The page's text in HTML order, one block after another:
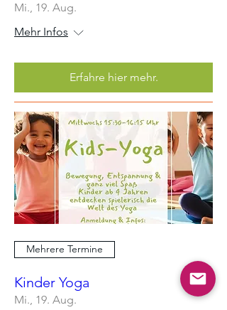
Mi., 19. Aug.
Mehr Infos
Erfahre hier mehr.
Mehrere Termine
Kinder Yoga
Mi., 19. Aug.